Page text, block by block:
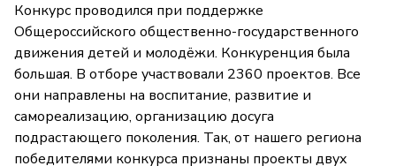
Конкурс проводился при поддержке
Общероссийского общественно-государственного
движения детей и молодёжи. Конкуренция была
большая. В отборе участвовали 2360 проектов. Все
они направлены на воспитание, развитие и
самореализацию, организацию досуга
подрастающего поколения. Так, от нашего региона
победителями конкурса признаны проекты двух